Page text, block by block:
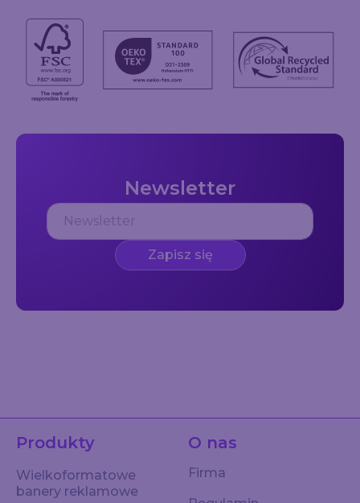
Newsletter
Zapisz się
Produkty
Wielkoformatowe
banery reklamowe
O nas
Firma